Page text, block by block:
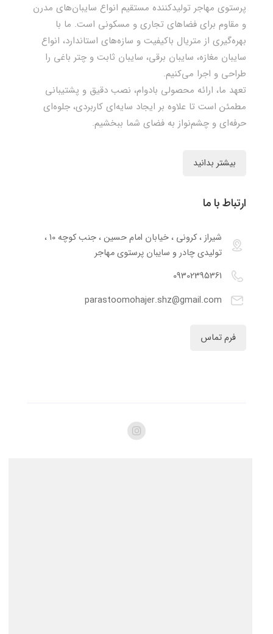
پرستوی مهاجر تولیدکننده مستقیم انواع سایبان‌های مدرن
و مقاوم برای فضاهای تجاری و مسکونی است. ما با
بهره‌گیری از متریال باکیفیت و سازه‌های استاندارد، انواع
سایبان مغازه، سایبان برقی، سایبان ثابت و چتر باغی را
طراحی و اجرا می‌کنیم.
تعهد ما، ارائه محصولی بادوام، نصب دقیق و پشتیبانی
مطمئن است تا علاوه بر ایجاد سایه‌ای کاربردی، جلوه‌ای
حرفه‌ای و چشم‌نواز به فضای شما ببخشیم.
بیشتر بدانید
ارتباط با ما
شیراز ، کرونی ، خیابان امام حسین ، جنب کوچه 10 ،
تولیدی چادر و سایبان پرستوی مهاجر
09302395361
parastoomohajer.shz@gmail.com
فرم تماس